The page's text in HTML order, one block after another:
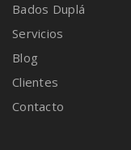
Bados Duplá
Servicios
Blog
Clientes
Contacto